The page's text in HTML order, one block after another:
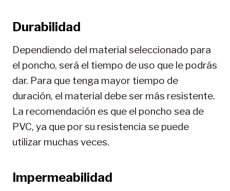
Durabilidad
Dependiendo del material seleccionado para
el poncho, será el tiempo de uso que le podrás
dar. Para que tenga mayor tiempo de
duración, el material debe ser más resistente.
La recomendación es que el poncho sea de
PVC, ya que por su resistencia se puede
utilizar muchas veces.
Impermeabilidad